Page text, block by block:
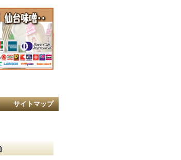
サイトマップ